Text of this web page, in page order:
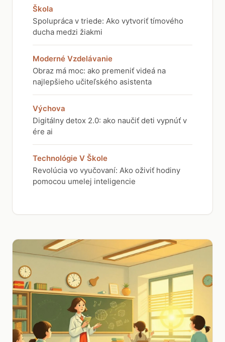
Škola
Spolupráca v triede: Ako vytvoriť tímového
ducha medzi žiakmi
Moderné Vzdelávanie
Obraz má moc: ako premeniť videá na
najlepšieho učiteľského asistenta
Výchova
Digitálny detox 2.0: ako naučiť deti vypnúť v
ére ai
Technológie V Škole
Revolúcia vo vyučovaní: Ako oživiť hodiny
pomocou umelej inteligencie